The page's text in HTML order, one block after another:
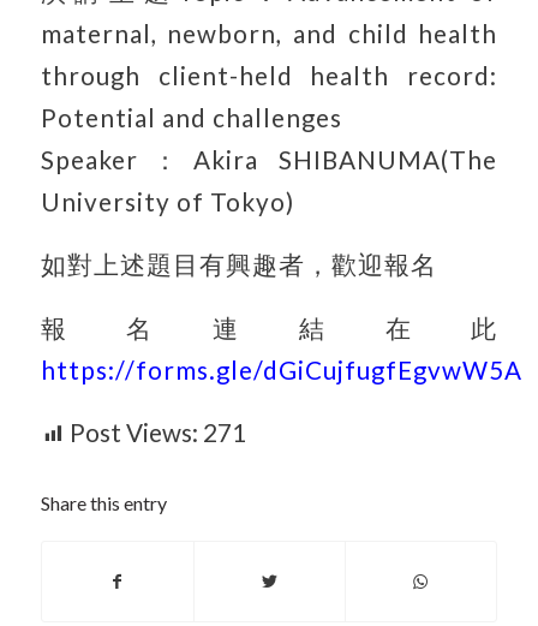
maternal, newborn, and child health
through client-held health record:
Potential and challenges
Speaker：Akira SHIBANUMA(The
University of Tokyo)
如對上述題目有興趣者，歡迎報名
報名連結在此
https://forms.gle/dGiCujfugfEgvwW5A
Post Views: 271
Share this entry